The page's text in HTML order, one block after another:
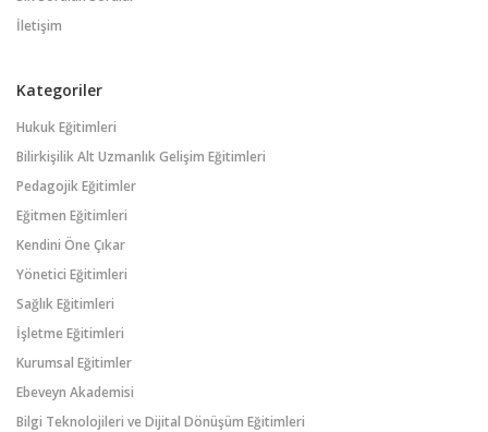
İletişim
Kategoriler
Hukuk Eğitimleri
Bilirkişilik Alt Uzmanlık Gelişim Eğitimleri
Pedagojik Eğitimler
Eğitmen Eğitimleri
Kendini Öne Çıkar
Yönetici Eğitimleri
Sağlık Eğitimleri
İşletme Eğitimleri
Kurumsal Eğitimler
Ebeveyn Akademisi
Bilgi Teknolojileri ve Dijital Dönüşüm Eğitimleri